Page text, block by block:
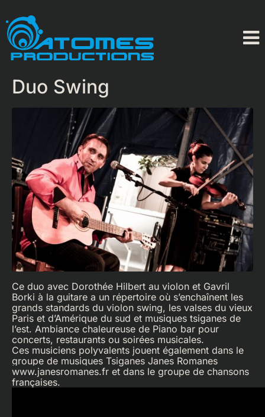
Duo Swing
Ce duo avec Dorothée Hilbert au violon et Gavril
Borki à la guitare a un répertoire où s’enchaînent les
grands standards du violon swing, les valses du vieux
Paris et d’Amérique du sud et musiques tsiganes de
l’est. Ambiance chaleureuse de Piano bar pour
concerts, restaurants ou soirées musicales.
Ces musiciens polyvalents jouent également dans le
groupe de musiques Tsiganes Janes Romanes
www.janesromanes.fr et dans le groupe de chansons
françaises.